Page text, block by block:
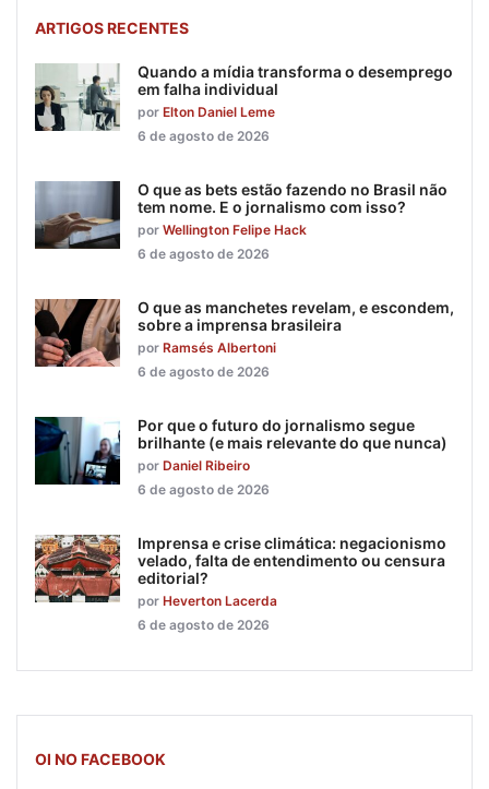
ARTIGOS RECENTES
Quando a mídia transforma o desemprego
em falha individual
por Elton Daniel Leme
6 de agosto de 2026
O que as bets estão fazendo no Brasil não
tem nome. E o jornalismo com isso?
por Wellington Felipe Hack
6 de agosto de 2026
O que as manchetes revelam, e escondem,
sobre a imprensa brasileira
por Ramsés Albertoni
6 de agosto de 2026
Por que o futuro do jornalismo segue
brilhante (e mais relevante do que nunca)
por Daniel Ribeiro
6 de agosto de 2026
Imprensa e crise climática: negacionismo
velado, falta de entendimento ou censura
editorial?
por Heverton Lacerda
6 de agosto de 2026
OI NO FACEBOOK